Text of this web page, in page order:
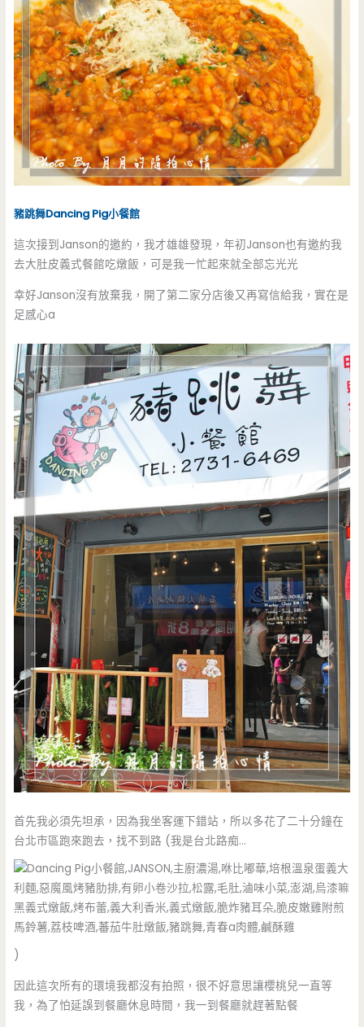
豬跳舞Dancing Pig小餐館
這次接到Janson的邀約，我才雄雄發現，年初Janson也有邀約我
去大肚皮義式餐館吃燉飯，可是我一忙起來就全部忘光光
幸好Janson沒有放棄我，開了第二家分店後又再寫信給我，實在是
足感心a
首先我必須先坦承，因為我坐客運下錯站，所以多花了二十分鐘在
台北市區跑來跑去，找不到路 (我是台北路痴…
)
因此這次所有的環境我都沒有拍照，很不好意思讓櫻桃兒一直等
我，為了怕延誤到餐廳休息時間，我一到餐廳就趕著點餐